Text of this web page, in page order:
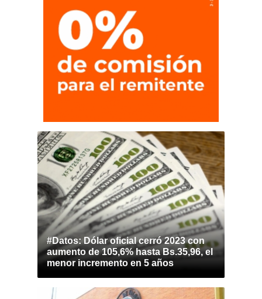
#Datos: Dólar oficial cerró 2023 con
aumento de 105,6% hasta Bs.35,96, el
menor incremento en 5 años